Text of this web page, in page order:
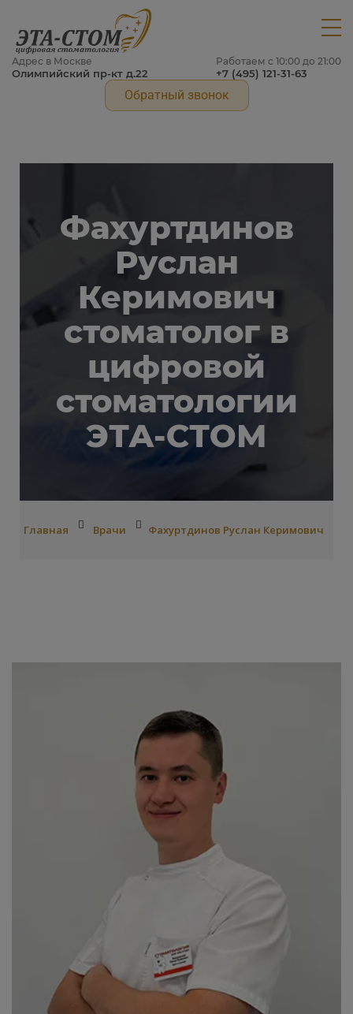
Адрес в Москве
Олимпийский пр-кт д.22
Работаем с 10:00 до 21:00
+7 (495) 121-31-63
Обратный звонок
Фахуртдинов
Руслан
Керимович
стоматолог в
цифровой
стоматологии
ЭТА-СТОМ
Главная Врачи Фахуртдинов Руслан Керимович